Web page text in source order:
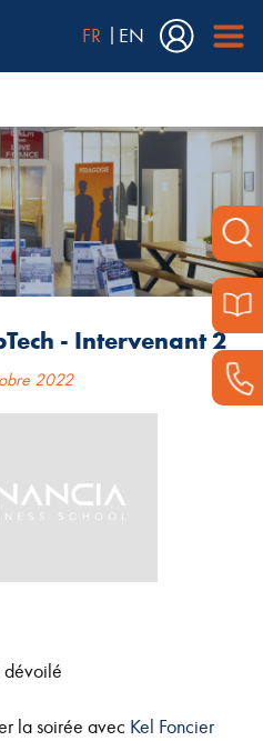
FR EN
- Intervenant 2
2022
dévoilé
la soirée avec Kel Foncier